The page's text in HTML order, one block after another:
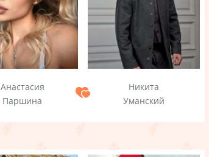
Анастасия
Паршина
Никита
Уманский